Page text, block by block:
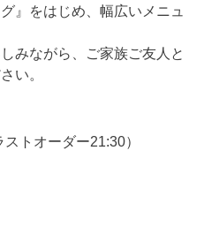
』をはじめ、幅広いメニュ
みながら、ご家族ご友人と
い。
トオーダー21:30）